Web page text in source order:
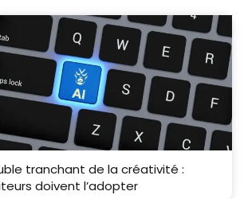
tranchant de la créativité :
doivent l’adopter